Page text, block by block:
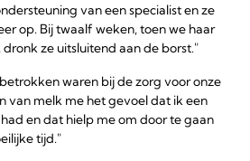
van een specialist en ze
op. Bij twaalf weken, toen we haar
dronk ze uitsluitend aan de borst."
waren bij de zorg voor onze
van melk me het gevoel dat ik een
en dat hielp me om door te gaan
tijd."